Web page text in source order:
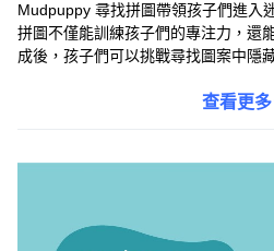
Mudpuppy 尋找拼圖帶領孩子們進入
拼圖不僅能訓練孩子們的專注力，還
成後，孩子們可以挑戰尋找圖案中隱
間感和手眼協調能力的理想選擇。
查看更多